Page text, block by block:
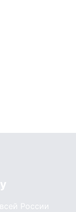
России